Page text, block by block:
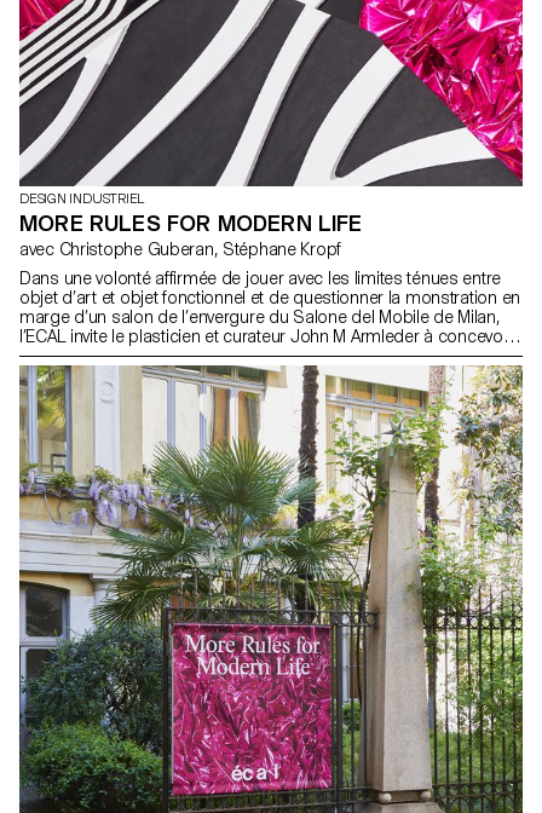
DESIGN INDUSTRIEL
MORE RULES FOR MODERN LIFE
avec Christophe Guberan, Stéphane Kropf
Dans une volonté affirmée de jouer avec les limites ténues entre
objet d’art et objet fonctionnel et de questionner la monstration en
marge d’un salon de l’envergure du Salone del Mobile de Milan,
l’ECAL invite le plasticien et curateur John M Armleder à concevoir
une exposition juxtaposant des productions d’étudiants en
Bachelor Arts Visuels et en Bachelor Design Industriel. Après avoir
(re)vu certaines expositions de John M Armleder ainsi que ses
pièces iconiques, notamment les Furniture Sculpture , les
étudiants ont choisi des matériaux et défini des procédés pour
imaginer les œuvres de l’exposition, développées à l’ECAL tout au
long du semestre sous le regard du designer et professeur
Christophe Guberan et de Stéphane Kropf, artiste et responsable
du Bachelor Arts Visuels. En jouant sur les échelles, les formes,
les couleurs ou les matériaux, les œuvres présentées se jouent
des catégories préétablies : un zèbre à bascule pour enfant
grandi trop vite, une horloge sans aiguille, une peinture minimale
aux détails maximalistes, des vases en céramique scotchés, un
menhir en plastique recyclé, du marbre en béton… Tous
s’entassent dans une cacophonie visuelle assumée et joyeuse.
Photos par ECAL/Younès Klouche